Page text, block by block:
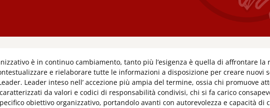
è in continuo cambiamento, tanto più l’esigenza è quella di affrontare la
e rielaborare tutte le informazioni a disposizione per creare nuovi
Leader inteso nell’ accezione più ampia del termine, ossia chi promuove
da valori e codici di responsabilità condivisi, chi si fa carico
obiettivo organizzativo, portandolo avanti con autorevolezza e capacità di